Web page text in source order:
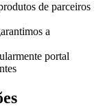
de parceiros
a
portal